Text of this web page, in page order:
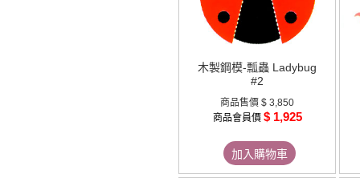
木製鋼模-瓢蟲 Ladybug
#2
商品售價 $ 3,850
商品會員價 $ 1,925
加入購物車